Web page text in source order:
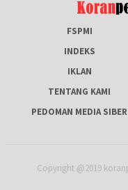
FSPMI
INDEKS
IKLAN
TENTANG KAMI
PEDOMAN MEDIA SIBER
Copyright @2019